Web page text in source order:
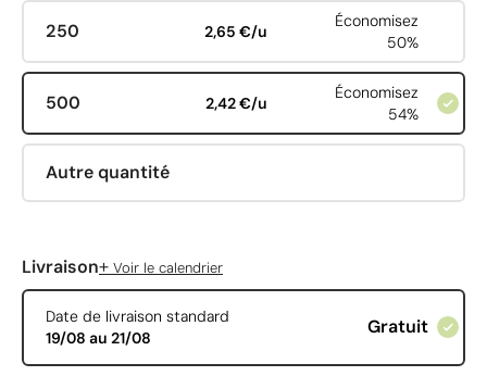
250 2,65 €/u
Économisez
50%
500 2,42 €/u
Économisez
54%
Autre quantité
Livraison+ Voir le calendrier
Date de livraison standard
19/08 au 21/08
Gratuit